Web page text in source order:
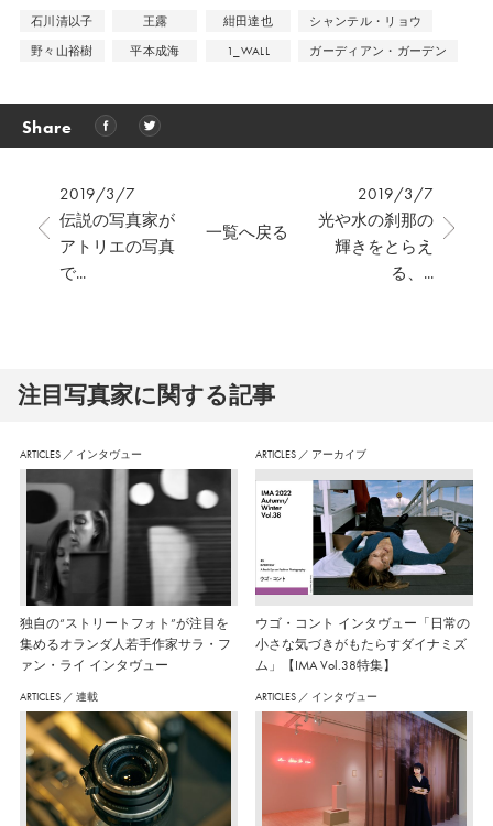
石川清以子 王露 紺田達也
シャンテル・リョウ
野々山裕樹
平本成海 1_WALL ガーディアン・ガーデン
Share
2019/3/7
伝説の写真家が
アトリエの写真
で...
2019/3/7
光や水の刹那の
輝きをとらえ
る、...
一覧へ戻る
注⽬写真家に関する記事
ARTICLES ／ インタヴュー
独自の“ストリートフォト”が注目を
集めるオランダ人若手作家サラ・フ
ァン・ライ インタヴュー
ARTICLES ／ アーカイブ
ウゴ・コント インタヴュー「日常の
小さな気づきがもたらすダイナミズ
ム」【IMA Vol.38特集】
ARTICLES ／ 連載 ARTICLES ／ インタヴュー